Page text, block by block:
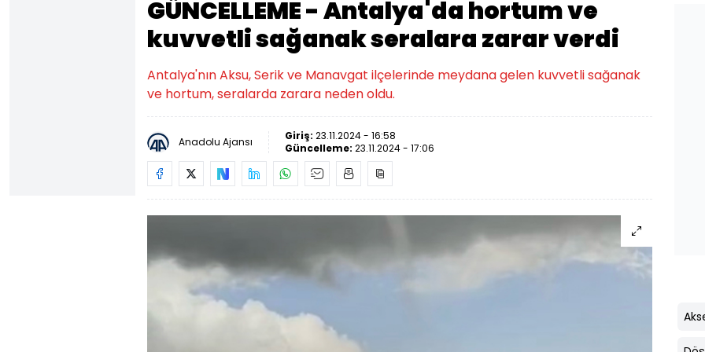
GÜNCELLEME - Antalya'da hortum ve
kuvvetli sağanak seralara zarar verdi
Antalya'nın Aksu, Serik ve Manavgat ilçelerinde meydana gelen kuvvetli sağanak
ve hortum, seralarda zarara neden oldu.
Anadolu Ajansı Giriş: 23.11.2024 - 16:58
Güncelleme: 23.11.2024 - 17:06